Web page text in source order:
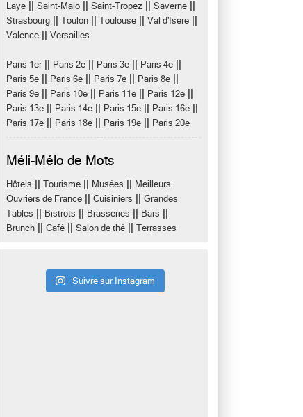
Laye
Saint-Malo Saint-Tropez Saverne
Strasbourg Toulon Toulouse Val d'Isère
Valence Versailles
Paris 1er|| Paris 2e Paris 3e Paris 4e
Paris 5e Paris 6e Paris 7e Paris 8e
Paris 9e Paris 10e Paris 11e Paris 12e
Paris 13e Paris 14e Paris 15e Paris 16e
Paris 17e Paris 18e Paris 19e Paris 20e
Méli-Mélo de Mots
Hôtels Tourisme Musées
Meilleurs
Ouvriers de France
Cuisiniers
Grandes
Tables
Bistrots Brasseries Bars
Brunch Café Salon de thé Terrasses
Suivre sur Instagram